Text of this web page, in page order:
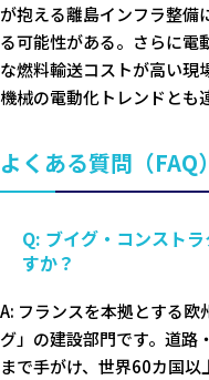
が抱える離島インフラ整備
る可能性がある。さらに電
な燃料輸送コストが高い現
機械の電動化トレンドとも
よくある質問（FAQ）
Q: ブイグ・コンスト
すか？
A: フランスを本拠とする欧
グ」の建設部門です。道路
まで手がけ、世界60カ国